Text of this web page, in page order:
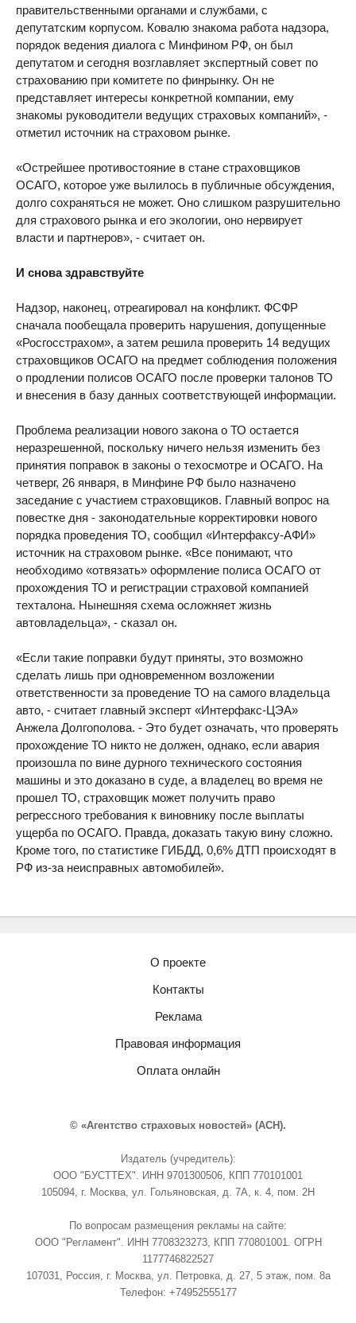
правительственными органами и службами, с
депутатским корпусом. Ковалю знакома работа надзора,
порядок ведения диалога с Минфином РФ, он был
депутатом и сегодня возглавляет экспертный совет по
страхованию при комитете по финрынку. Он не
представляет интересы конкретной компании, ему
знакомы руководители ведущих страховых компаний», -
отметил источник на страховом рынке.
«Острейшее противостояние в стане страховщиков
ОСАГО, которое уже вылилось в публичные обсуждения,
долго сохраняться не может. Оно слишком разрушительно
для страхового рынка и его экологии, оно нервирует
власти и партнеров», - считает он.
И снова здравствуйте
Надзор, наконец, отреагировал на конфликт. ФСФР
сначала пообещала проверить нарушения, допущенные
«Росгосстрахом», а затем решила проверить 14 ведущих
страховщиков ОСАГО на предмет соблюдения положения
о продлении полисов ОСАГО после проверки талонов ТО
и внесения в базу данных соответствующей информации.
Проблема реализации нового закона о ТО остается
неразрешенной, поскольку ничего нельзя изменить без
принятия поправок в законы о техосмотре и ОСАГО. На
четверг, 26 января, в Минфине РФ было назначено
заседание с участием страховщиков. Главный вопрос на
повестке дня - законодательные корректировки нового
порядка проведения ТО, сообщил «Интерфаксу-АФИ»
источник на страховом рынке. «Все понимают, что
необходимо «отвязать» оформление полиса ОСАГО от
прохождения ТО и регистрации страховой компанией
техталона. Нынешняя схема осложняет жизнь
автовладельца», - сказал он.
«Если такие поправки будут приняты, это возможно
сделать лишь при одновременном возложении
ответственности за проведение ТО на самого владельца
авто, - считает главный эксперт «Интерфакс-ЦЭА»
Анжела Долгополова. - Это будет означать, что проверять
прохождение ТО никто не должен, однако, если авария
произошла по вине дурного технического состояния
машины и это доказано в суде, а владелец во время не
прошел ТО, страховщик может получить право
регрессного требования к виновнику после выплаты
ущерба по ОСАГО. Правда, доказать такую вину сложно.
Кроме того, по статистике ГИБДД, 0,6% ДТП происходят в
РФ из-за неисправных автомобилей».
О проекте
Контакты
Реклама
Правовая информация
Оплата онлайн
© «Агентство страховых новостей» (АСН).
Издатель (учредитель):
ООО "БУСТТЕХ". ИНН 9701300506, КПП 770101001
105094, г. Москва, ул. Гольяновская, д. 7А, к. 4, пом. 2Н
По вопросам размещения рекламы на сайте:
ООО "Регламент". ИНН 7708323273, КПП 770801001. ОГРН
1177746822527
107031, Россия, г. Москва, ул. Петровка, д. 27, 5 этаж, пом. 8а
Телефон: +74952555177